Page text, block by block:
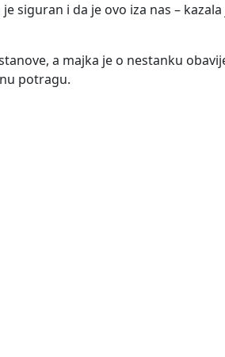
siguran i da je ovo iza nas –
a majka je o nestanku
potragu.